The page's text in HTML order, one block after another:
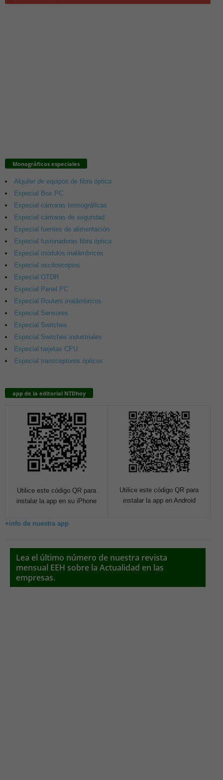
Monográficos especiales
Alquiler de equipos de fibra óptica
Especial Box PC
Especial cámaras termográficas
Especial cámaras de seguridad
Especial fuentes de alimentación
Especial fusionadoras fibra óptica
Especial módulos inalámbricos
Especial osciloscopios
Especial OTDR
Especial Panel PC
Especial Routers inalámbricos
Especial Sensores
Especial Switches
Especial Switches industriales
Especial tarjetas CPU
Especial transceptores ópticos
app de la editorial NTDhoy
Utilice este código QR para
instalar la app en su iPhone
Utilice este código QR para
instalar la app en Android
+info de nuestra app
Lea el último número de nuestra revista
mensual EEH sobre la Actualidad en las
empresas.